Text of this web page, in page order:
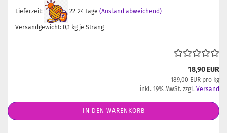
Lieferzeit: 22-24 Tage (Ausland abweichend)
Versandgewicht: 0,1 kg je Strang
18,90 EUR
189,00 EUR pro kg
inkl. 19% MwSt. zzgl. Versand
IN DEN WARENKORB